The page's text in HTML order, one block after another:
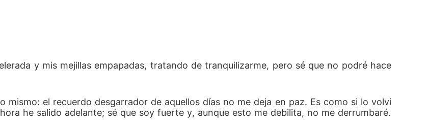
y mis mejillas empapadas, tratando de tranquilizarme, pero sé que no podré hace
el recuerdo desgarrador de aquellos días no me deja en paz. Es como si lo volvi
he salido adelante; sé que soy fuerte y, aunque esto me debilita, no me derrumbaré.